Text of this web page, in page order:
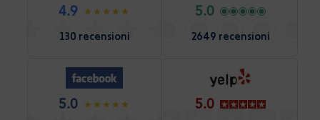
4.9
130 recensioni
5.0
2649 recensioni
5.0 5.0